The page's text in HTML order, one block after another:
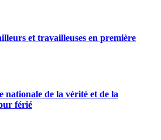
et travailleuses en première
nationale de la vérité et de la
férié